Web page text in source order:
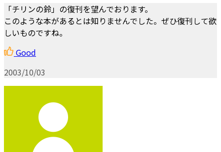
「チリンの鈴」の復刊を望んでおります。
このような本があるとは知りませんでした。ぜひ復刊して欲
しいものですね。
Good
2003/10/03